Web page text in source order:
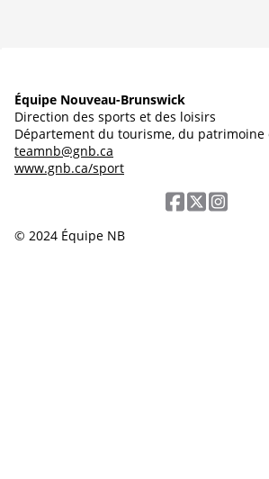
Équipe Nouveau-Brunswick
Direction des sports et des loisirs
Département du tourisme, du
teamnb@gnb.ca
www.gnb.ca/sport
© 2024 Équipe NB